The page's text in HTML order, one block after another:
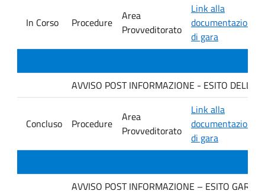
In Corso Procedure
Area
Provveditorato
Link alla
documentazione
di gara
AVVISO POST INFORMAZIONE - ESITO
Concluso Procedure
Area
Provveditorato
Link alla
documentazione
di gara
AVVISO POST INFORMAZIONE – ESITO